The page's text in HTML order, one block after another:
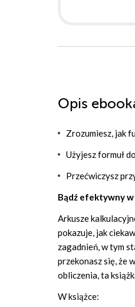
Opis
Zrozumiesz, jak
Użyjesz formuł
Przećwiczysz
Bądź efektywny
Arkusze
pokazuje, jak
zagadnień, w tym
przekonasz się, że
obliczenia, ta
W książce: